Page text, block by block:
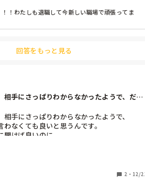
！わたしも退職して今新しい職場で頑張ってま
回答をもっと見る
相手にさっぱりわからなかったようで、だか
手にさっぱりわからなかったようで、
なくても良いと思うんです。
けば良いのに。
2 ・ 12/